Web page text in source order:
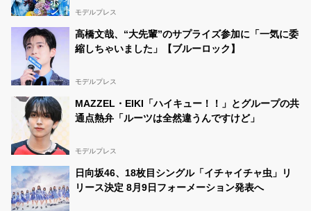
モデルプレス
高橋文哉、“大先輩”のサプライズ参加に「一気に委
縮しちゃいました」【ブルーロック】
モデルプレス
MAZZEL・EIKI「ハイキュー！！」とグループの共
通点熱弁「ルーツは全然違うんですけど」
モデルプレス
日向坂46、18枚目シングル「イチャイチャ虫」リ
リース決定 8月9日フォーメーション発表へ